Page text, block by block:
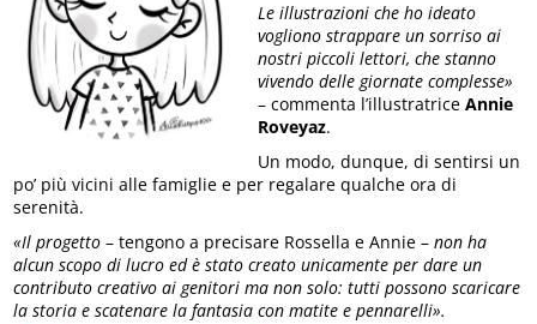
Le illustrazioni che ho ideato
vogliono strappare un sorriso ai
nostri piccoli lettori, che stanno
vivendo delle giornate complesse»
– commenta l’illustratriceAnnie
Roveyaz.
Un modo, dunque, di sentirsi un
po’ più vicini alle famiglie e per regalare qualche ora di
serenità.
«Il progetto – tengono a precisare Rossella e Annie –non ha
alcun scopo di lucro ed è stato creato unicamente per dare un
contributo creativo ai genitori ma non solo: tutti possono scaricare
la storia e scatenare la fantasia con matite e pennarelli».